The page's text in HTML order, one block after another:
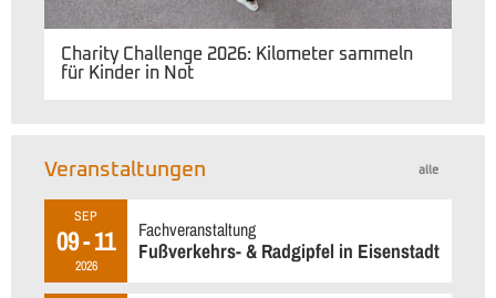
Charity Challenge 2026: Kilometer sammeln
für Kinder in Not
alle
Veranstaltungen
SEP
09 - 11
2026
Fachveranstaltung
Fußverkehrs- & Radgipfel in Eisenstadt